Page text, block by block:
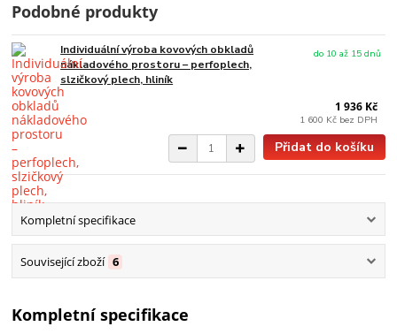
Podobné produkty
Individuální výroba kovových obkladů
nákladového prostoru – perfoplech,
slzičkový plech, hliník
1 936 Kč
1 600 Kč bez DPH
do 10 až 15 dnů
Přidat do košíku
Kompletní specifikace
Související zboží 6
Kompletní specifikace